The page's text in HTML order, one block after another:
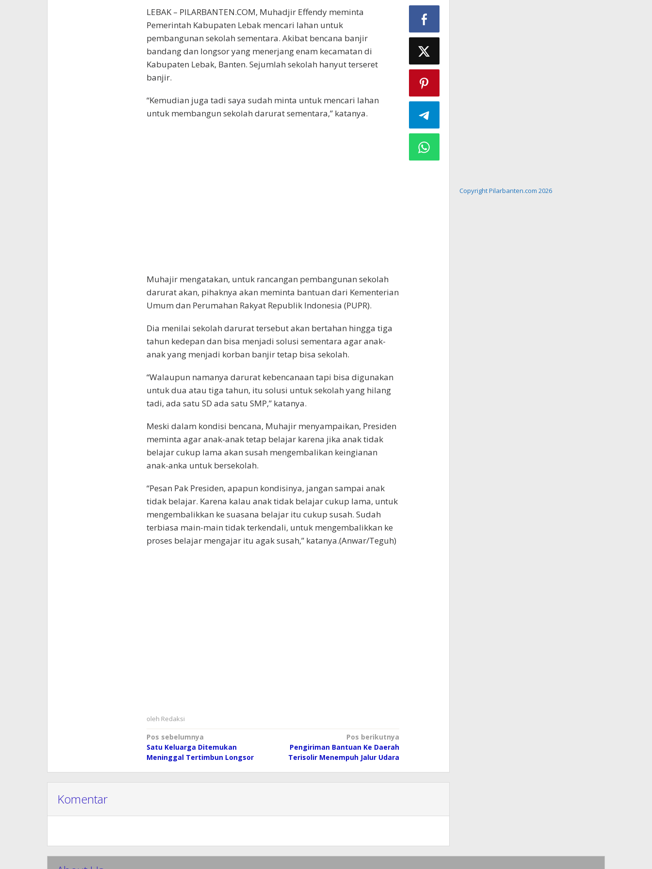
LEBAK – PILARBANTEN.COM, Muhadjir Effendy meminta
Pemerintah Kabupaten Lebak mencari lahan untuk
pembangunan sekolah sementara. Akibat bencana banjir
bandang dan longsor yang menerjang enam kecamatan di
Kabupaten Lebak, Banten. Sejumlah sekolah hanyut terseret
banjir.
“Kemudian juga tadi saya sudah minta untuk mencari lahan
untuk membangun sekolah darurat sementara,” katanya.
Muhajir mengatakan, untuk rancangan pembangunan sekolah
darurat akan, pihaknya akan meminta bantuan dari Kementerian
Umum dan Perumahan Rakyat Republik Indonesia (PUPR).
Dia menilai sekolah darurat tersebut akan bertahan hingga tiga
tahun kedepan dan bisa menjadi solusi sementara agar anak-
anak yang menjadi korban banjir tetap bisa sekolah.
“Walaupun namanya darurat kebencanaan tapi bisa digunakan
untuk dua atau tiga tahun, itu solusi untuk sekolah yang hilang
tadi, ada satu SD ada satu SMP,” katanya.
Meski dalam kondisi bencana, Muhajir menyampaikan, Presiden
meminta agar anak-anak tetap belajar karena jika anak tidak
belajar cukup lama akan susah mengembalikan keingianan
anak-anka untuk bersekolah.
“Pesan Pak Presiden, apapun kondisinya, jangan sampai anak
tidak belajar. Karena kalau anak tidak belajar cukup lama, untuk
mengembalikkan ke suasana belajar itu cukup susah. Sudah
terbiasa main-main tidak terkendali, untuk mengembalikkan ke
proses belajar mengajar itu agak susah,” katanya.(Anwar/Teguh)
oleh Redaksi
Navigasi
pos
Pos sebelumnya
Satu Keluarga Ditemukan
Meninggal Tertimbun Longsor
Pos berikutnya
Pengiriman Bantuan Ke Daerah
Terisolir Menempuh Jalur Udara
Komentar
Copyright Pilarbanten.com 2026